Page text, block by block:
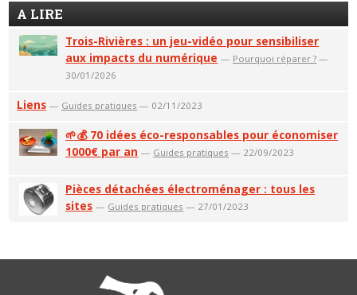
A LIRE
Trois-Rivières : un jeu-vidéo pour sensibiliser
aux impacts du numérique — Pourquoi réparer ? —
30/01/2026
Liens — Guides pratiques — 02/11/2023
🌱💰 70 idées éco-responsables pour économiser
1000€ par an — Guides pratiques — 22/09/2023
Pièces détachées électroménager : tous les
sites — Guides pratiques — 27/01/2023